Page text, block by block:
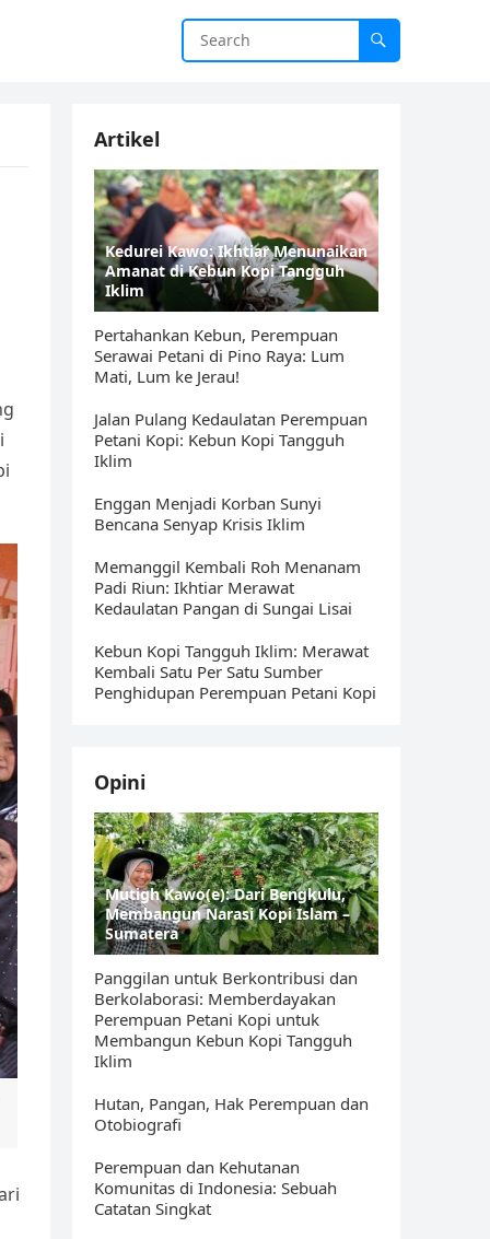
Artikel
Kedurei Kawo: Ikhtiar Menunaikan
Amanat di Kebun Kopi Tangguh
Iklim
Pertahankan Kebun, Perempuan
Serawai Petani di Pino Raya: Lum
Mati, Lum ke Jerau!
Jalan Pulang Kedaulatan Perempuan
Petani Kopi: Kebun Kopi Tangguh
Iklim
Enggan Menjadi Korban Sunyi
Bencana Senyap Krisis Iklim
Memanggil Kembali Roh Menanam
Padi Riun: Ikhtiar Merawat
Kedaulatan Pangan di Sungai Lisai
Kebun Kopi Tangguh Iklim: Merawat
Kembali Satu Per Satu Sumber
Penghidupan Perempuan Petani Kopi
Opini
Mutigh Kawo(e): Dari Bengkulu,
Membangun Narasi Kopi Islam –
Sumatera
Panggilan untuk Berkontribusi dan
Berkolaborasi: Memberdayakan
Perempuan Petani Kopi untuk
Membangun Kebun Kopi Tangguh
Iklim
Hutan, Pangan, Hak Perempuan dan
Otobiografi
Perempuan dan Kehutanan
Komunitas di Indonesia: Sebuah
Catatan Singkat